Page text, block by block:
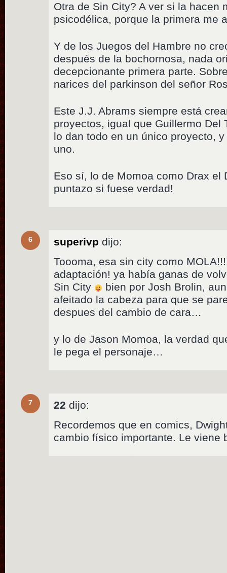
Otra de Sin City? A ver si la hacen
psicodélica, porque la primera me
Y de los Juegos del Hambre no
después de la bochornosa, nada
decepcionante primera parte.
narices del parkinson del señor
Este J.J. Abrams siempre está
proyectos, igual que Guillermo Del
lo dan todo en un único proyecto,
uno.
Eso sí, lo de Momoa como Drax el
puntazo si fuese verdad!
6 superivp dijo:
Toooma, esa sin city como
adaptación! ya había ganas de
Sin City
bien por Josh Brolin,
afeitado la cabeza para que se
despues del cambio de cara…
y lo de Jason Momoa, la verdad
le pega el personaje…
7 22 dijo:
Recordemos que en comics,
cambio físico importante. Le viene